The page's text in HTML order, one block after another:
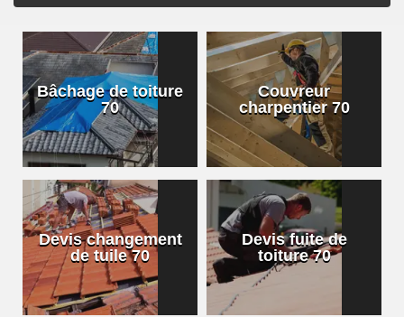
Bâchage de toiture
70
Couvreur
charpentier 70
Devis changement
de tuile 70
Devis fuite de
toiture 70